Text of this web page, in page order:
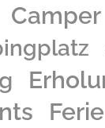
Camper